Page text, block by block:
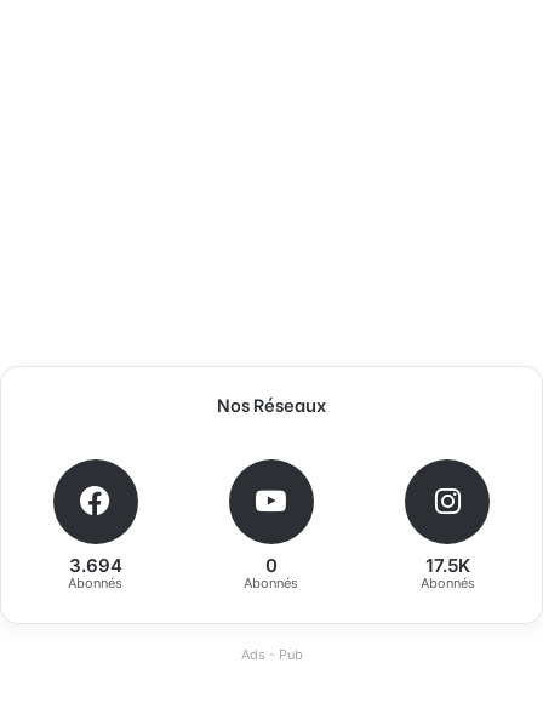
Nos Réseaux
3.694
Abonnés
0
Abonnés
17.5K
Abonnés
Ads - Pub